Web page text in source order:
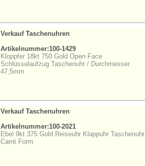
Verkauf Taschenuhren
Artikelnummer:100-1429
Kloppfer 18kt 750 Gold Open Face
Schlüsselaufzug Taschenuhr / Durchmesser
47,5mm
Verkauf Taschenuhren
Artikelnummer:100-2021
Ebel 9kt 375 Gold Reiseuhr Klappuhr Taschenuhr
Carré Form